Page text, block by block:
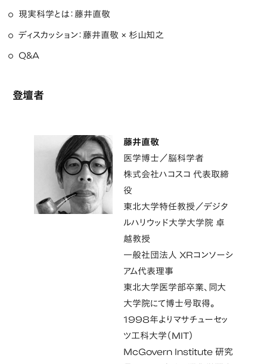
現実科学とは：藤井直敬
ディスカッション：藤井直敬 × 杉山知之
Q&A
登壇者
藤井直敬
医学博士／脳科学者
株式会社ハコスコ 代表取締
役
東北大学特任教授／デジタ
ルハリウッド大学大学院 卓
越教授
一般社団法人 XRコンソーシ
アム代表理事
東北大学医学部卒業、同大
大学院にて博士号取得。
1998年よりマサチューセッ
ツ工科大学（MIT）
McGovern Institute 研究